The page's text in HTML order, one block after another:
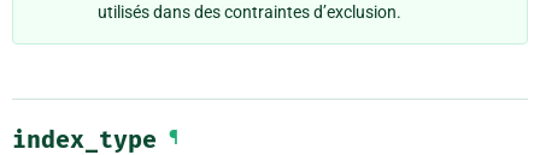
utilisés dans des contraintes d’exclusion.
index_type ¶